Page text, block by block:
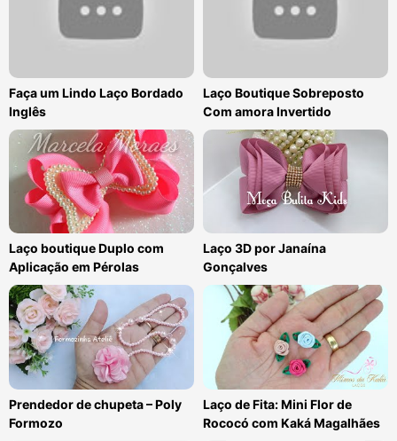
Faça um Lindo Laço Bordado
Inglês
Laço Boutique Sobreposto
Com amora Invertido
Laço boutique Duplo com
Aplicação em Pérolas
Laço 3D por Janaína
Gonçalves
Prendedor de chupeta – Poly
Formozo
Laço de Fita: Mini Flor de
Rococó com Kaká Magalhães